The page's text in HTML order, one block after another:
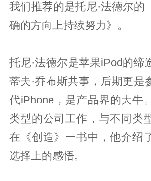
我们推荐的是托尼·法德尔的
确的方向上持续努力》。
托尼·法德尔是苹果iPod的缔
蒂夫·乔布斯共事，后期更是
代iPhone，是产品界的大牛
类型的公司工作，与不同类
在《创造》一书中，他介绍
选择上的感悟。